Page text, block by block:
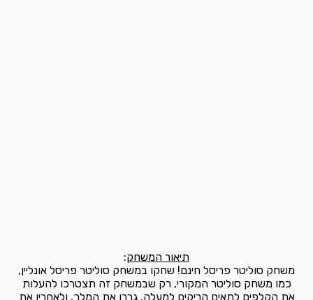
תיאור המשחק:
משחק סוליטר פריסל חינם! שחקו במשחק סוליטר פריסל אונליין,
כמו משחק סוליטר המקורי, רק שבמשחק זה תצטרכו להעלות
את הקלפים לתאים הריקים למעלה. גררו את המלך, ולאחריו את